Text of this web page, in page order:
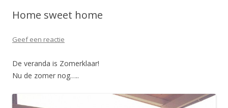
Home sweet home
Geef een reactie
De veranda is Zomerklaar!
Nu de zomer nog…..